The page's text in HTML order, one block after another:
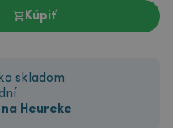
Kúpiť
skladom
Heureke